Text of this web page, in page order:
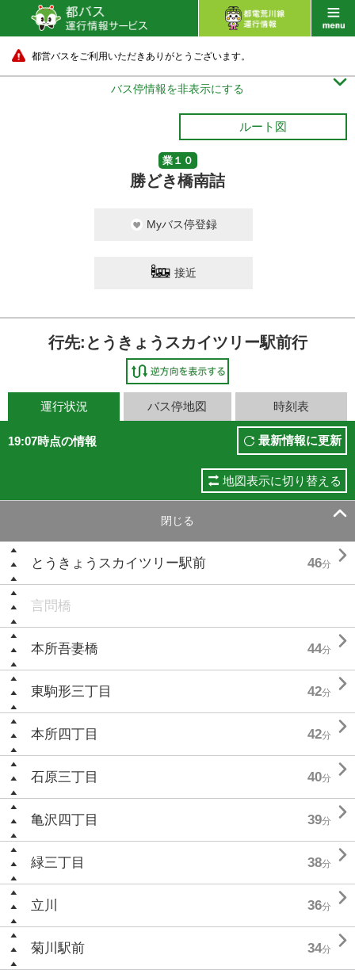
都営バスをご利用いただきありがとうございます。
バス停情報を非表示にする 
ルート図
業１０
勝どき橋南詰
Myバス停登録
接近
行先:とうきょうスカイツリー駅前行
運行状況 バス停地図 時刻表
19:07時点の情報 最新情報に更新
地図表示に切り替える
閉じる 
とうきょうスカイツリー駅前 46分 
言問橋
本所吾妻橋 44分 
東駒形三丁目 42分 
本所四丁目 42分 
石原三丁目 40分 
亀沢四丁目 39分 
緑三丁目 38分 
立川 36分 
菊川駅前 34分 